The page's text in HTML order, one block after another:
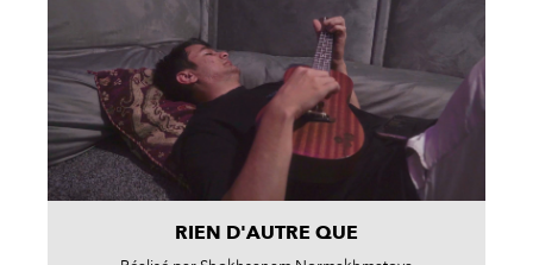
RIEN D'AUTRE QUE